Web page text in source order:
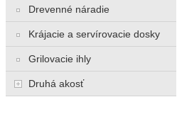
Drevenné náradie
Krájacie a servírovacie dosky
Grilovacie ihly
Druhá akosť